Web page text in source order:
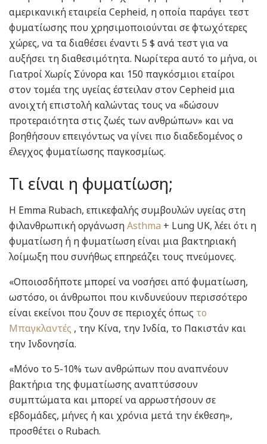
αμερικανική εταιρεία Cepheid, η οποία παράγει τεστ
φυματίωσης που χρησιμοποιούνται σε φτωχότερες
χώρες, να τα διαθέσει έναντι 5 $ ανά τεστ για να
αυξήσει τη διαθεσιμότητα. Νωρίτερα αυτό το μήνα, οι
Γιατροί Χωρίς Σύνορα και 150 παγκόσμιοι εταίροι
στον τομέα της υγείας έστειλαν στον Cepheid μια
ανοιχτή επιστολή καλώντας τους να «δώσουν
προτεραιότητα στις ζωές των ανθρώπων» και να
βοηθήσουν επειγόντως να γίνει πιο διαδεδομένος ο
έλεγχος φυματίωσης παγκοσμίως.
Τι είναι η φυματίωση;
Η Emma Rubach, επικεφαλής συμβουλών υγείας στη
φιλανθρωπική οργάνωσηAsthma + Lung UK, λέει ότι η
φυματίωση ή η φυματίωση είναι μια βακτηριακή
λοίμωξη που συνήθως επηρεάζει τους πνεύμονες.
«Οποιοσδήποτε μπορεί να νοσήσει από φυματίωση,
ωστόσο, οι άνθρωποι που κινδυνεύουν περισσότερο
είναι εκείνοι που ζουν σε περιοχές όπως το
Μπαγκλαντές , την Κίνα, την Ινδία, το Πακιστάν και
την Ινδονησία.
«Μόνο το 5-10% των ανθρώπων που αναπνέουν
βακτήρια της φυματίωσης αναπτύσσουν
συμπτώματα και μπορεί να αρρωστήσουν σε
εβδομάδες, μήνες ή και χρόνια μετά την έκθεση»,
προσθέτει ο Rubach.